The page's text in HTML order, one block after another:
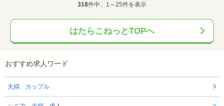
318件中、1～25件を表示
はたらこねっとTOPへ
おすすめ求人ワード
夫婦 カップル